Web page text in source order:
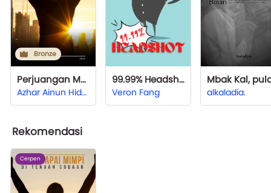
Bronze
Perjuangan Menggapai Mimpi di Tengah Cobaan
Azhar Ainun Hidayat
99.99% Headshot
Veron Fang alkaladia.
Rekomendasi
Cerpen